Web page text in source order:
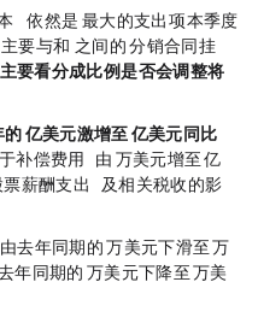
Costs）依然是 Circle 最大的支出项，本季度
主要与和 之间的分销合同挂
主要看分成比例是否会调整）将
）也从去年的 1.38 亿美元激增至 2.42 亿美元，同比
expenses），由 7562 万美元增至 1.38 亿
（Stock-based compensation）及相关税收的影
年同期的 9294 万美元下滑至 4500 万
的 6479 万美元下降至 5525 万美